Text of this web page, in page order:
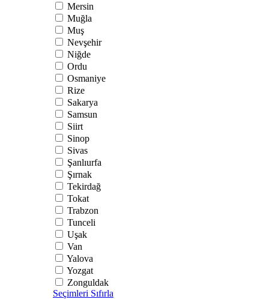
Mersin
Muğla
Muş
Nevşehir
Niğde
Ordu
Osmaniye
Rize
Sakarya
Samsun
Siirt
Sinop
Sivas
Şanlıurfa
Şırnak
Tekirdağ
Tokat
Trabzon
Tunceli
Uşak
Van
Yalova
Yozgat
Zonguldak
Seçimleri Sıfırla